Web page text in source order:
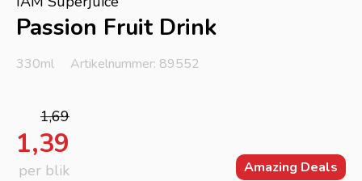
Passion Fruit Drink
330ml Artikelnummer: 89552
1,69
1,39
per blik Amazing Deals